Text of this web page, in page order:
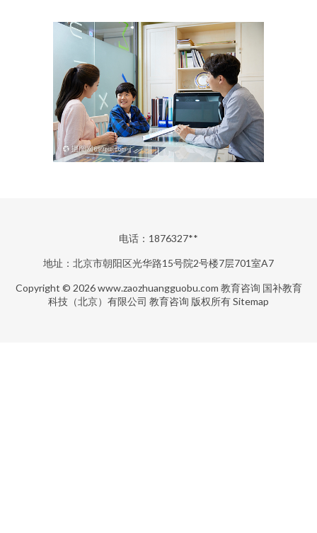
电话：1876327**
地址：北京市朝阳区光华路15号院2号楼7层701室A7
Copyright © 2026www.zaozhuangguobu.com 教育咨询 国补教育
科技（北京）有限公司 教育咨询 版权所有Sitemap